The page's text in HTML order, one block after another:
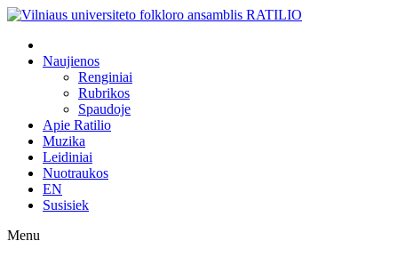
Naujienos
Renginiai
Rubrikos
Spaudoje
Apie Ratilio
Muzika
Leidiniai
Nuotraukos
EN
Susisiek
Menu